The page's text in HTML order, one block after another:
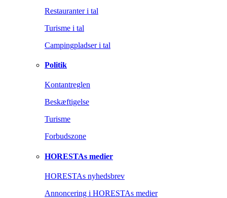
Restauranter i tal
Turisme i tal
Campingpladser i tal
Politik
Kontantreglen
Beskæftigelse
Turisme
Forbudszone
HORESTAs medier
HORESTAs nyhedsbrev
Annoncering i HORESTAs medier